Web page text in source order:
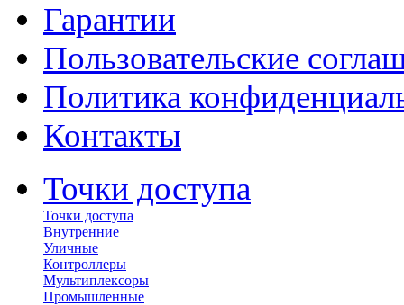
Гарантии
Пользовательские
Политика
Контакты
Точки доступа
Точки доступа
Внутренние
Уличные
Контроллеры
Мультиплексоры
Промышленные